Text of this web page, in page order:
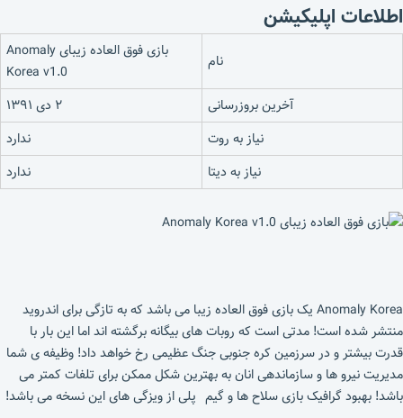
اطلاعات اپلیکیشن
نام
بازی فوق العاده زیبای Anomaly
Korea v1.0
آخرین بروزرسانی
۲ دی ۱۳۹۱
نیاز به روت
ندارد
نیاز به دیتا
ندارد
Anomaly Korea یک بازی فوق العاده زیبا می باشد که به تازگی برای اندروید
منتشر شده است! مدتی است که روبات های بیگانه برگشته اند اما این بار با
قدرت بیشتر و در سرزمین کره جنوبی جنگ عظیمی رخ خواهد داد! وظیفه ی شما
مدیریت نیرو ها و سازماندهی انان به بهترین شکل ممکن برای تلفات کمتر می
باشد! بهبود گرافیک بازی سلاح ها و گیم پلی از ویزگی های این نسخه می باشد!